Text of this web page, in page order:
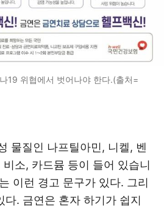
19 위협에서 벗어나야 한다.(출처=
물질인 나프틸아민, 니켈, 벤
소, 카드뮴 등이 들어 있습니
이런 경고 문구가 있다. 그리
다. 금연은 혼자 하기가 쉽지